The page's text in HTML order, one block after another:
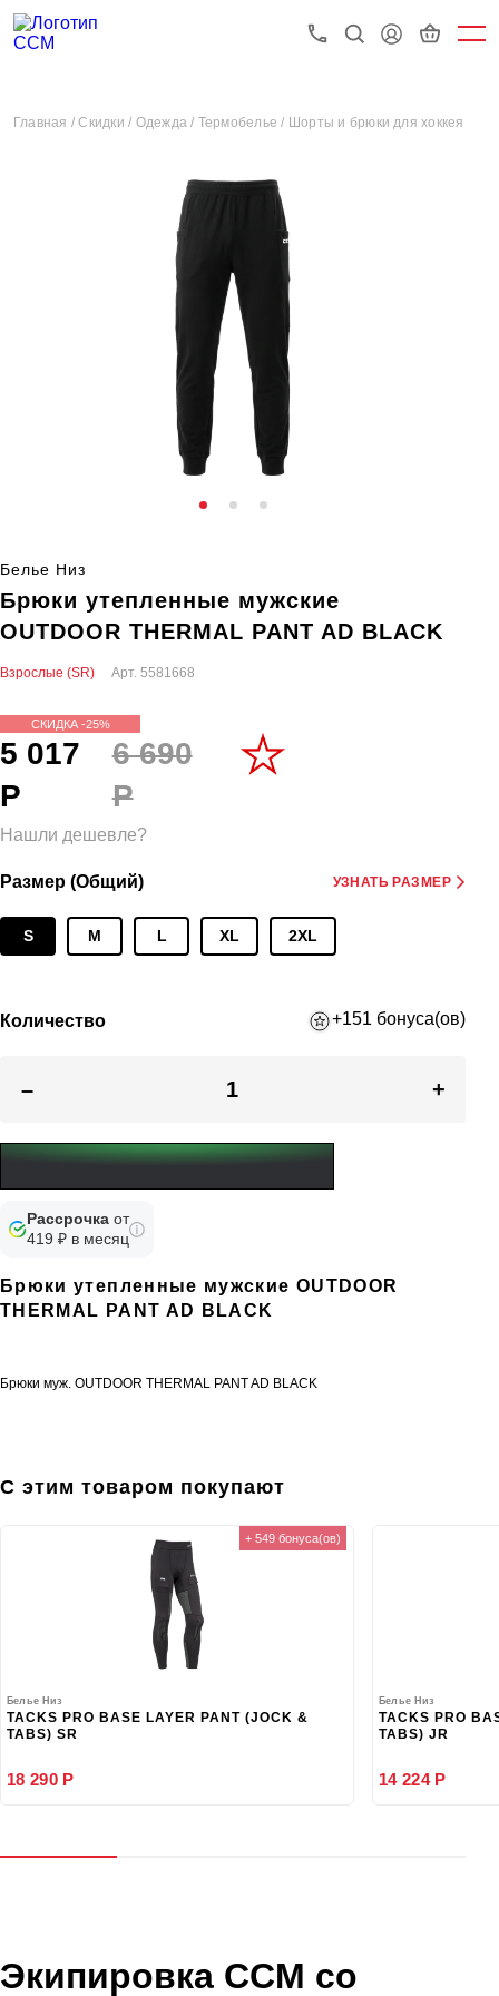
Главная /Скидки / Одежда / Термобелье / Шорты и брюки для хоккея
Белье Низ
Брюки утепленные мужские
OUTDOOR THERMAL PANT AD BLACK
Взрослые (SR) Арт. 5581668
СКИДКА -25%
5 017
Р
6 690
Р
Нашли дешевле?
Размер (Общий) УЗНАТЬ РАЗМЕР
S M L XL 2XL
Количество +151 бонуса(ов)
– +
Рассрочка от
419 ₽ в месяц
Брюки утепленные мужские OUTDOOR
THERMAL PANT AD BLACK
Брюки муж. OUTDOOR THERMAL PANT AD BLACK
С этим товаром покупают
+ 549 бонуса(ов)
Белье Низ
TACKS PRO BASE LAYER PANT (JOCK &
TABS) SR
18 290 Р
Белье Низ
TACKS PRO
TABS) JR
14 224 Р
Экипировка CCM со